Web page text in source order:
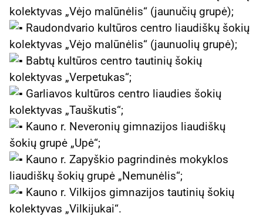
kolektyvas „Vėjo malūnėlis“ (jaunučių grupė);
Raudondvario kultūros centro liaudiškų šokių
kolektyvas „Vėjo malūnėlis“ (jaunuolių grupė);
Babtų kultūros centro tautinių šokių
kolektyvas „Verpetukas“;
Garliavos kultūros centro liaudies šokių
kolektyvas „Tauškutis“;
Kauno r. Neveronių gimnazijos liaudiškų
šokių grupė „Upė“;
Kauno r. Zapyškio pagrindinės mokyklos
liaudiškų šokių grupė „Nemunėlis“;
Kauno r. Vilkijos gimnazijos tautinių šokių
kolektyvas „Vilkijukai“.